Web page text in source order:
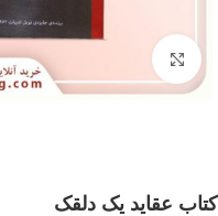
بزرگنمایی تصویر
کتاب عقاید یک دلقک